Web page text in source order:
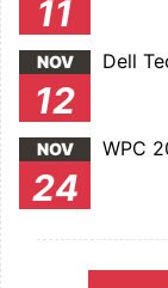
11
NOV
12
Dell
NOV
24
WPC